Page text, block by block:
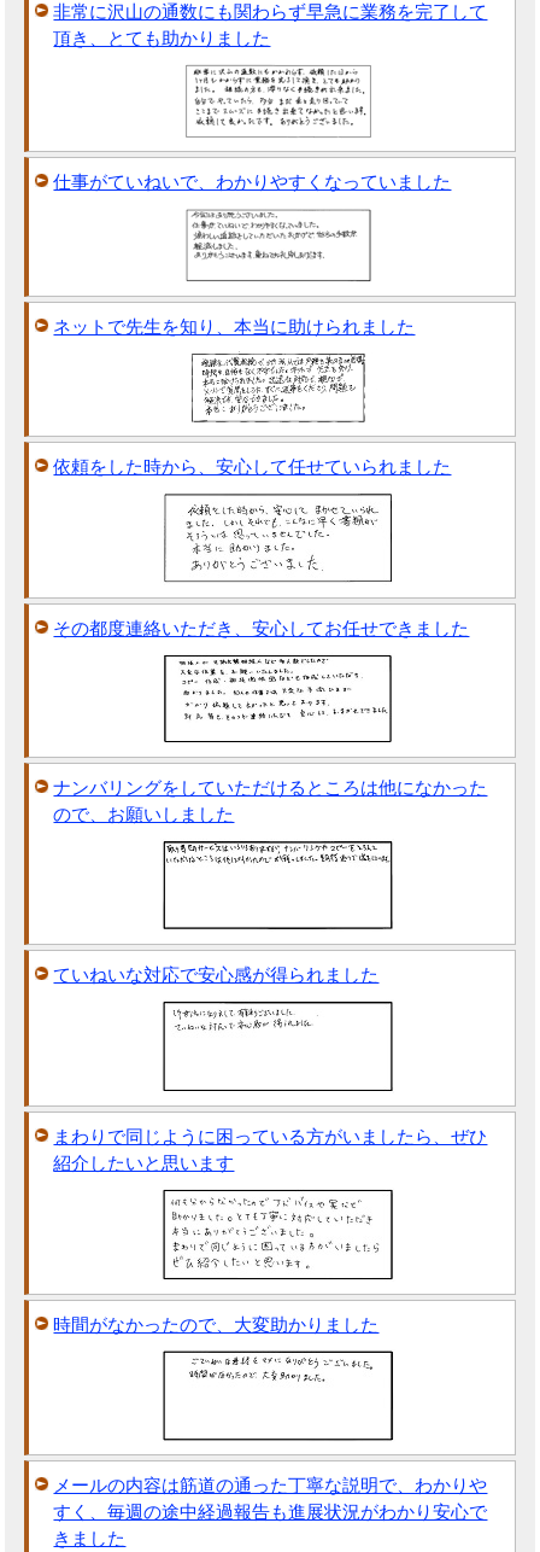
非常に沢山の通数にも関わらず早急に業務を完了して
頂き、とても助かりました
仕事がていねいで、わかりやすくなっていました
ネットで先生を知り、本当に助けられました
依頼をした時から、安心して任せていられました
その都度連絡いただき、安心してお任せできました
ナンバリングをしていただけるところは他になかった
ので、お願いしました
ていねいな対応で安心感が得られました
まわりで同じように困っている方がいましたら、ぜひ
紹介したいと思います
時間がなかったので、大変助かりました
メールの内容は筋道の通った丁寧な説明で、わかりや
すく、毎週の途中経過報告も進展状況がわかり安心で
きました